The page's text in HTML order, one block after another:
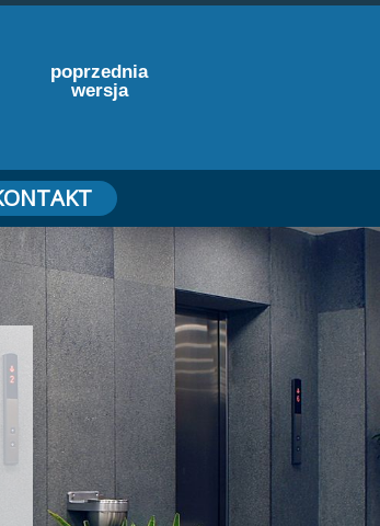
poprzednia
wersja